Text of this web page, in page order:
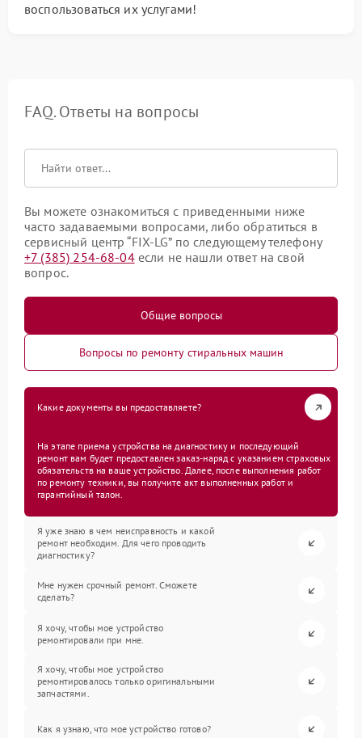
воспользоваться их услугами!
FAQ. Ответы на вопросы
Вы можете ознакомиться с приведенными ниже
часто задаваемыми вопросами, либо обратиться в
сервисный центр “FIX-LG” по следующему телефону
+7 (385) 254-68-04если не нашли ответ на свой
вопрос.
Общие вопросы
Вопросы по ремонту стиральных машин
Какие документы вы предоставляете?
На этапе приема устройства на диагностику и последующий
ремонт вам будет предоставлен заказ-наряд с указанием страховых
обязательств на ваше устройство. Далее, после выполнения работ
по ремонту техники, вы получите акт выполненных работ и
гарантийный талон.
Я уже знаю в чем неисправность и какой
ремонт необходим. Для чего проводить
диагностику?
Мне нужен срочный ремонт. Сможете
сделать?
Я хочу, чтобы мое устройство
ремонтировали при мне.
Я хочу, чтобы мое устройство
ремонтировалось только оригинальными
запчастями.
Как я узнаю, что мое устройство готово?